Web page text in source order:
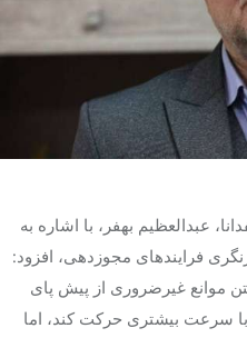
عبدالعظیم بهفر، با اشاره به
فرایندهای مجوزدهی، افزود:
موانع غیرضروری از پیش پای
سرعت بیشتری حرکت کند، اما